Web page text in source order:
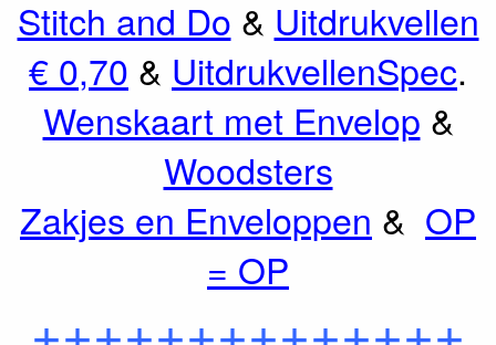
Stitch and Do & Uitdrukvellen
€ 0,70 & UitdrukvellenSpec.
Wenskaart met Envelop &
Woodsters
Zakjes en Enveloppen & OP
= OP